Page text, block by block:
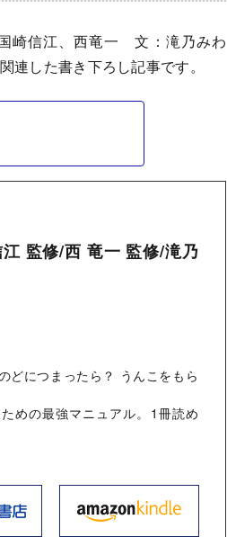
崎信江、西竜一 文：滝乃みわ
した書き下ろし記事です。
監修/西 竜一 監修/滝乃
どにつまったら？ うんこをもら
めの最強マニュアル。1冊読め